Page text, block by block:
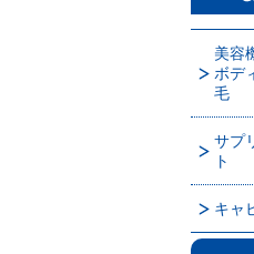
美容
ボデ
毛
サプ
ト
キャ